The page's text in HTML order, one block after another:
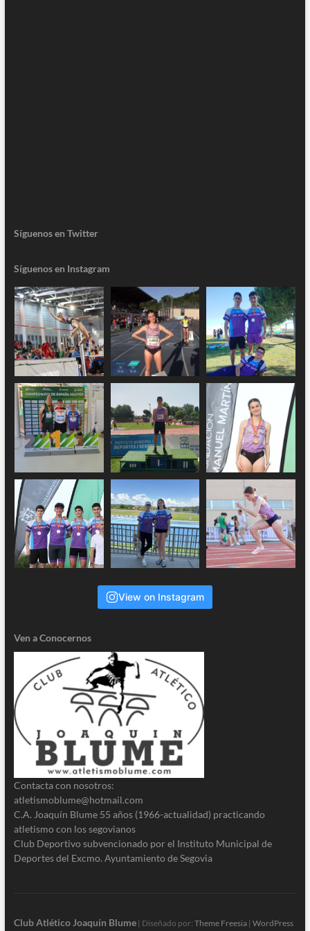
Síguenos en Twitter
Síguenos en Instagram
View on Instagram
Ven a Conocernos
Contacta con nosotros:
atletismoblume@hotmail.com
C.A. Joaquín Blume 55 años (1966-actualidad) practicando
atletismo con los segovianos
Club Deportivo subvencionado por el Instituto Municipal de
Deportes del Excmo. Ayuntamiento de Segovia
Club Atlético Joaquín Blume| Diseñado por: Theme Freesia| WordPress